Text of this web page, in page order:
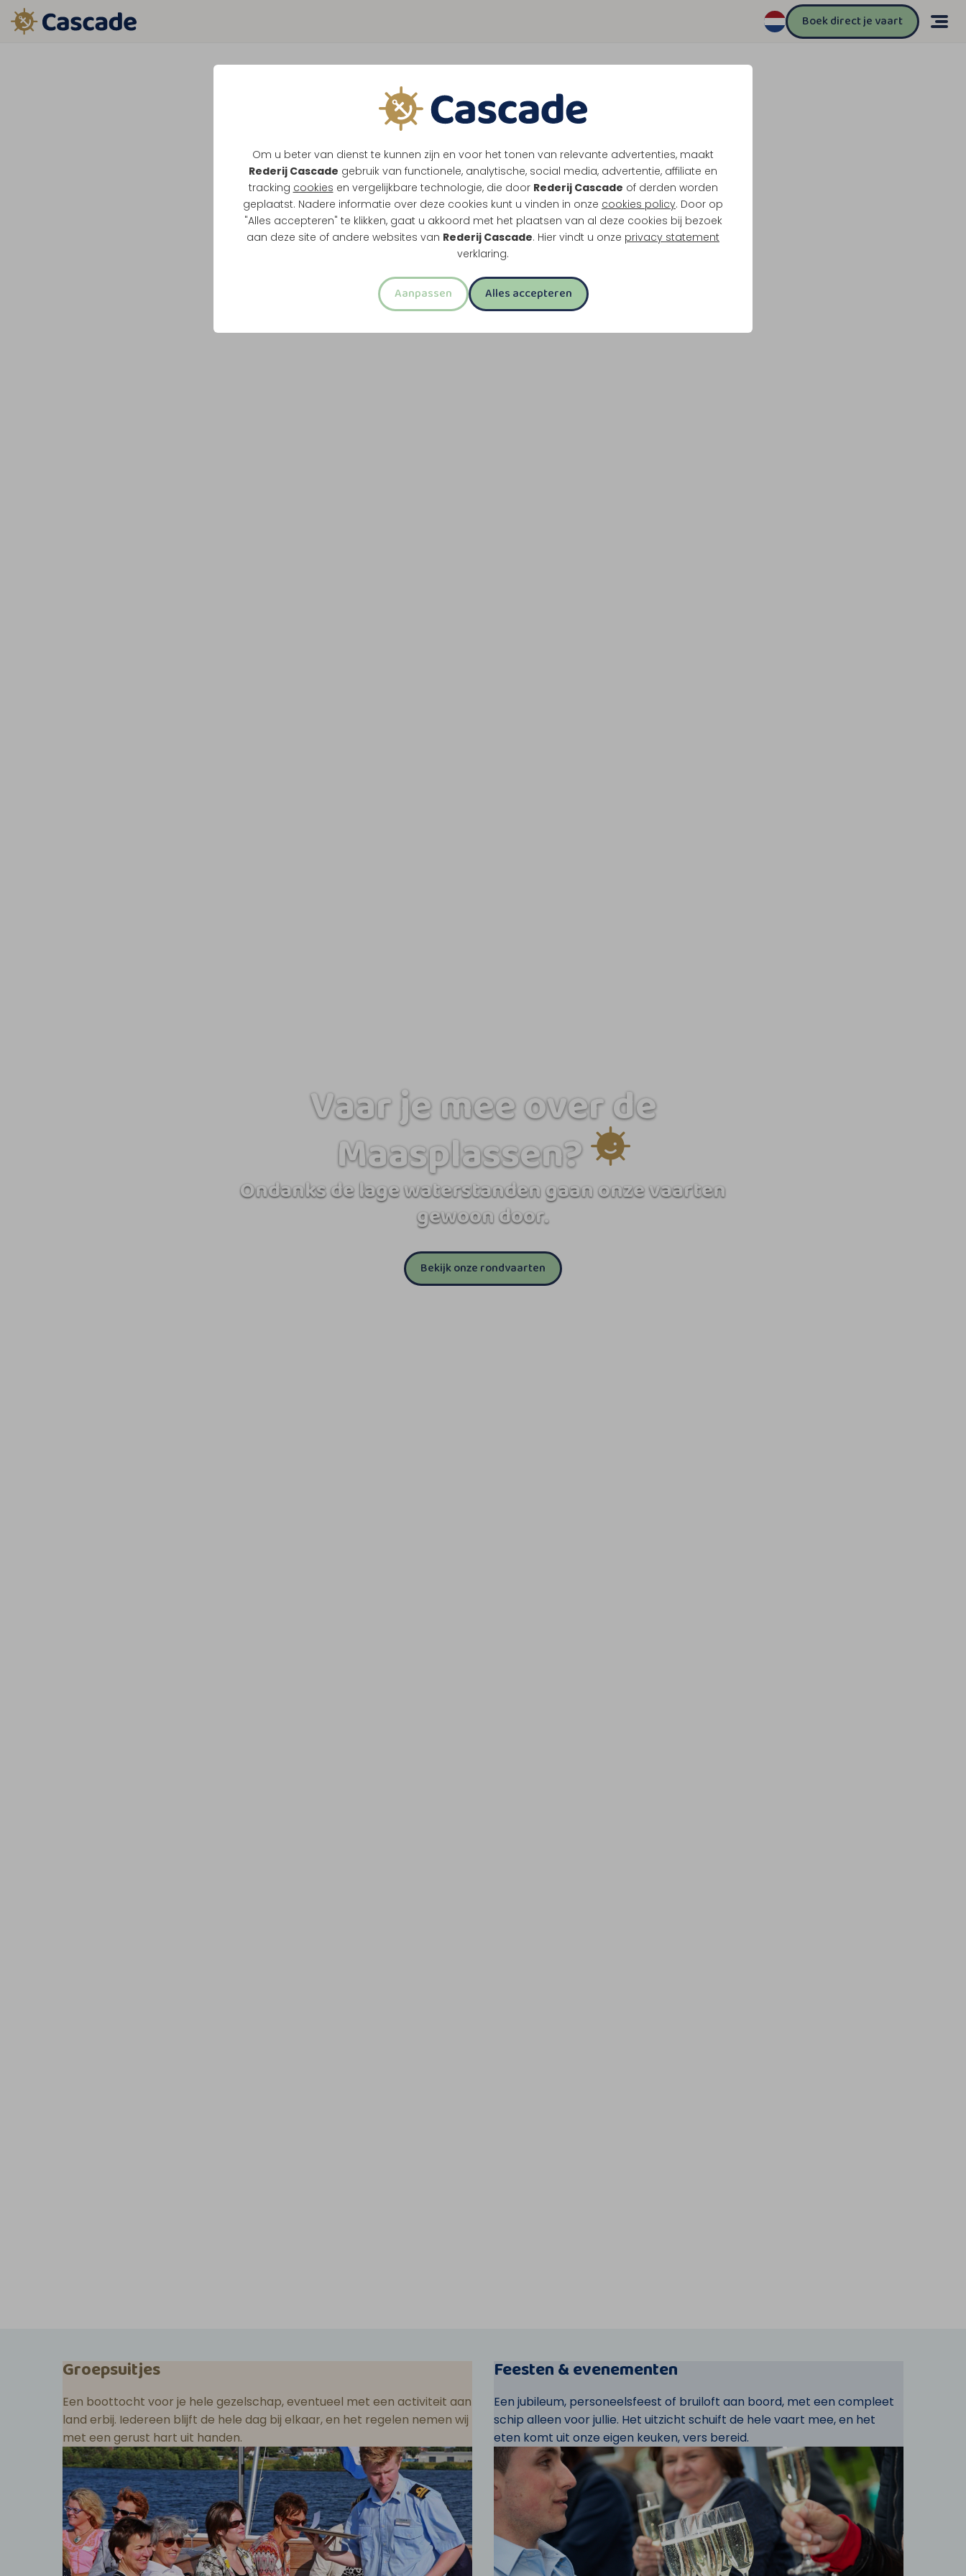
Om u beter van dienst te kunnen zijn en voor het tonen van relevante advertenties, maakt
Rederij Cascade gebruik van functionele, analytische, social media, advertentie, affiliate en
tracking cookies en vergelijkbare technologie, die door Rederij Cascade of derden worden
geplaatst. Nadere informatie over deze cookies kunt u vinden in onze cookies policy. Door op
"Alles accepteren" te klikken, gaat u akkoord met het plaatsen van al deze cookies bij bezoek
aan deze site of andere websites van Rederij Cascade. Hier vindt u onze privacy statement
verklaring.
Aanpassen Alles accepteren
Boek direct je vaart
Vaar je mee over de
Maasplassen?
Ondanks de lage waterstanden gaan onze vaarten
gewoon door.
Bekijk onze rondvaarten
Groepsuitjes
Een boottocht voor je hele gezelschap, eventueel met een activiteit aan
land erbij. Iedereen blijft de hele dag bij elkaar, en het regelen nemen wij
met een gerust hart uit handen.
Feesten & evenementen
Een jubileum, personeelsfeest of bruiloft aan boord, met een compleet
schip alleen voor jullie. Het uitzicht schuift de hele vaart mee, en het
eten komt uit onze eigen keuken, vers bereid.